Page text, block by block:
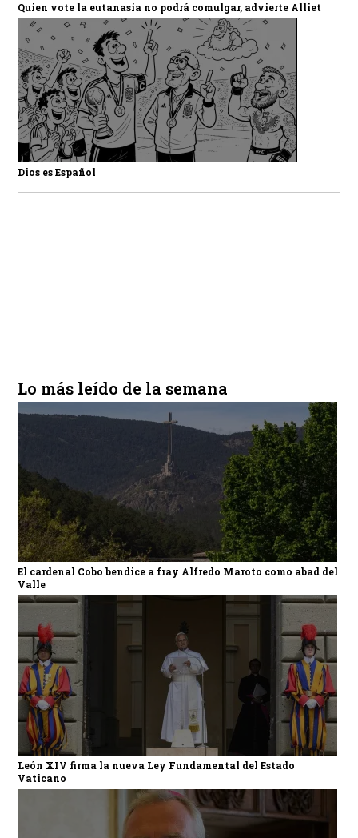
Quien vote la eutanasia no podrá comulgar, advierte Alliet
Dios es Español
Lo más leído de la semana
El cardenal Cobo bendice a fray Alfredo Maroto como abad del
Valle
León XIV firma la nueva Ley Fundamental del Estado
Vaticano